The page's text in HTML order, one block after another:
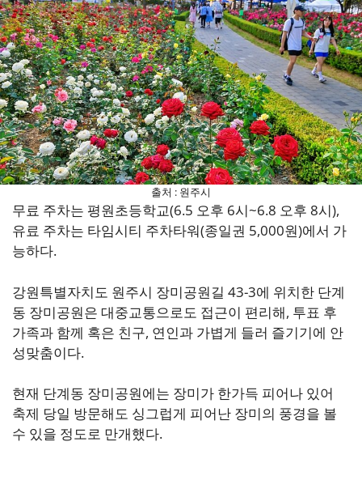
출처 : 원주시
무료 주차는 평원초등학교(6.5 오후 6시~6.8 오후 8시),
유료 주차는 타임시티 주차타워(종일권 5,000원)에서 가
능하다.
강원특별자치도 원주시 장미공원길 43-3에 위치한 단계
동 장미공원은 대중교통으로도 접근이 편리해, 투표 후
가족과 함께 혹은 친구, 연인과 가볍게 들러 즐기기에 안
성맞춤이다.
현재 단계동 장미공원에는 장미가 한가득 피어나 있어
축제 당일 방문해도 싱그럽게 피어난 장미의 풍경을 볼
수 있을 정도로 만개했다.